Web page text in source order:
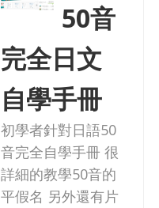
50音
完全日文
自學手冊
初學者針對日語50
音完全自學手冊 很
詳細的教學50音的
平假名 另外還有片